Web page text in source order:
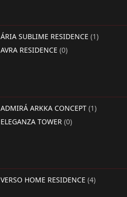
ÁRIA SUBLIME RESIDENCE (1)
AVRA RESIDENCE (0)
ADMIRÁ ARKKA CONCEPT (1)
ELEGANZA TOWER (0)
VERSO HOME RESIDENCE (4)